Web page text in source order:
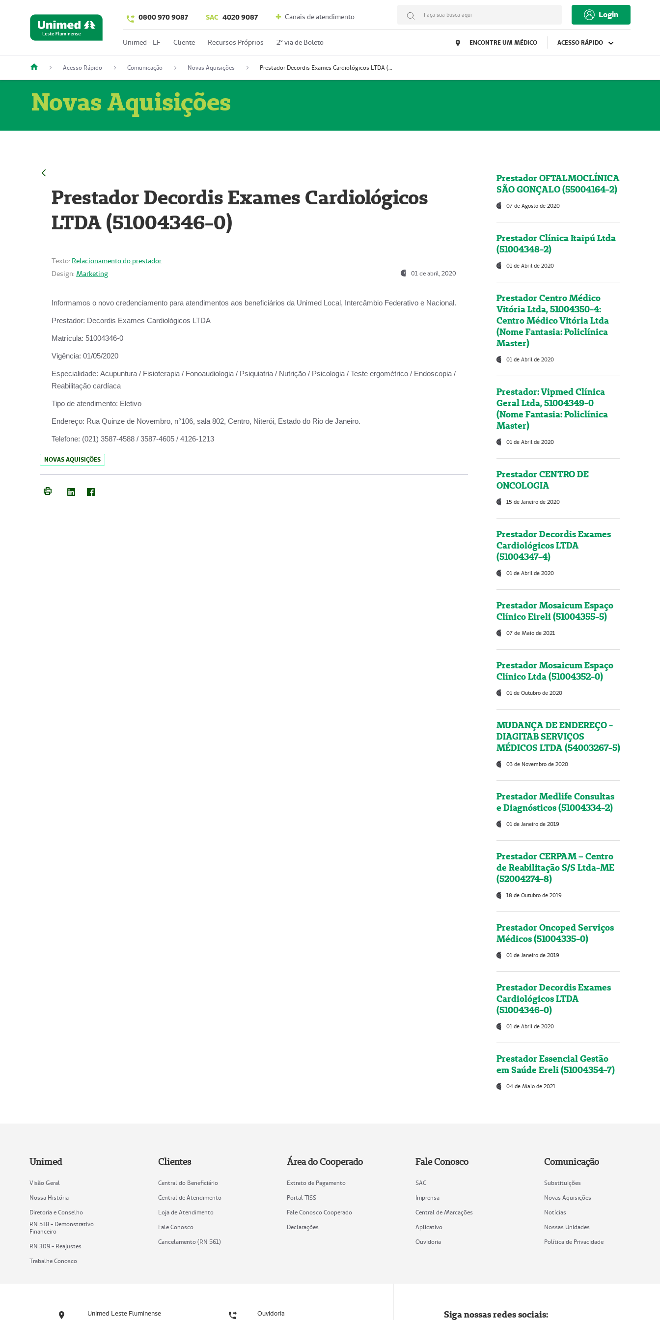
0800 970 9087 SAC 4020 9087 Canais de atendimento Faça sua busca aqui Login
Unimed - LF Cliente Recursos Próprios 2º via de Boleto ENCONTRE UM MÉDICO ACESSO RÁPIDO
Acesso Rápido Comunicação Novas Aquisições Prestador Decordis Exames Cardiológicos LTDA (51004346-0)
Novas Aquisições
Prestador Decordis Exames Cardiológicos
LTDA (51004346-0)
Texto: Relacionamento do prestador
Design: Marketing 01 de abril, 2020
Informamos o novo credenciamento para atendimentos aos beneficiários da Unimed Local, Intercâmbio Federativo e Nacional.
Prestador: Decordis Exames Cardiológicos LTDA
Matrícula: 51004346-0
Vigência: 01/05/2020
Especialidade: Acupuntura / Fisioterapia / Fonoaudiologia / Psiquiatria / Nutrição / Psicologia / Teste ergométrico / Endoscopia /
Reabilitação cardíaca
Tipo de atendimento: Eletivo
Endereço: Rua Quinze de Novembro, n°106, sala 802, Centro, Niterói, Estado do Rio de Janeiro.
Telefone: (021) 3587-4588 / 3587-4605 / 4126-1213
NOVAS AQUISIÇÕES
Prestador OFTALMOCLÍNICA
SÃO GONÇALO (55004164-2)
07 de Agosto de 2020
Prestador Clínica Itaipú Ltda
(51004348-2)
01 de Abril de 2020
Prestador Centro Médico
Vitória Ltda, 51004350-4:
Centro Médico Vitória Ltda
(Nome Fantasia: Policlínica
Master)
01 de Abril de 2020
Prestador: Vipmed Clínica
Geral Ltda, 51004349-0
(Nome Fantasia: Policlínica
Master)
01 de Abril de 2020
Prestador CENTRO DE
ONCOLOGIA
15 de Janeiro de 2020
Prestador Decordis Exames
Cardiológicos LTDA
(51004347-4)
01 de Abril de 2020
Prestador Mosaicum Espaço
Clínico Eireli (51004355-5)
07 de Maio de 2021
Prestador Mosaicum Espaço
Clínico Ltda (51004352-0)
01 de Outubro de 2020
MUDANÇA DE ENDEREÇO -
DIAGITAB SERVIÇOS
MÉDICOS LTDA (54003267-5)
03 de Novembro de 2020
Prestador Medlife Consultas
e Diagnósticos (51004334-2)
01 de Janeiro de 2019
Prestador CERPAM – Centro
de Reabilitação S/S Ltda-ME
(52004274-8)
18 de Outubro de 2019
Prestador Oncoped Serviços
Médicos (51004335-0)
01 de Janeiro de 2019
Prestador Decordis Exames
Cardiológicos LTDA
(51004346-0)
01 de Abril de 2020
Prestador Essencial Gestão
em Saúde Ereli (51004354-7)
04 de Maio de 2021
Unimed
Visão Geral
Nossa História
Diretoria e Conselho
RN 518 - Demonstrativo
Financeiro
RN 309 - Reajustes
Trabalhe Conosco
Clientes
Central do Beneficiário
Central de Atendimento
Loja de Atendimento
Fale Conosco
Cancelamento (RN 561)
Área do Cooperado
Extrato de Pagamento
Portal TISS
Fale Conosco Cooperado
Declarações
Fale Conosco
SAC
Imprensa
Central de Marcações
Aplicativo
Ouvidoria
Comunicação
Substituições
Novas Aquisições
Notícias
Nossas Unidades
Política de Privacidade
Unimed Leste Fluminense Ouvidoria Siga nossas redes sociais: